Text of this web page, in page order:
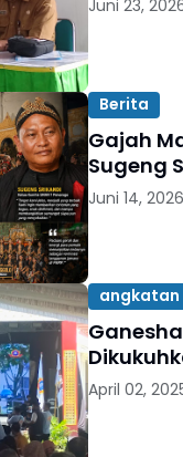
Juni 23,
Berita
Gajah
Sugeng
Juni 14, 2026
angkatan
April 02,